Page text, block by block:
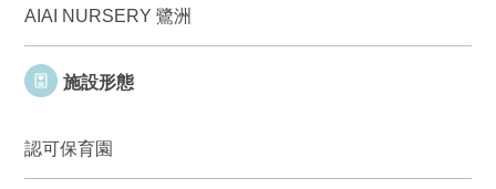
AIAI NURSERY 鷺洲
施設形態
認可保育園